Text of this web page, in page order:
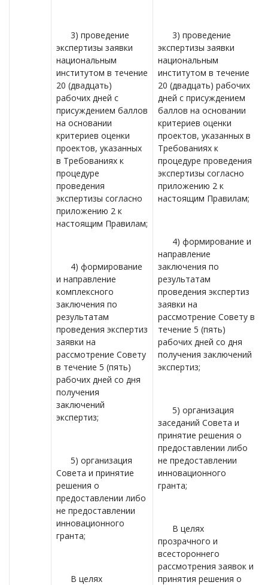
3) проведение
экспертизы заявки
национальным
институтом в течение
20 (двадцать)
рабочих дней с
присуждением баллов
на основании
критериев оценки
проектов, указанных
в Требованиях к
процедуре
проведения
экспертизы согласно
приложению 2 к
настоящим Правилам;
4) формирование
и направление
комплексного
заключения по
результатам
проведения экспертиз
заявки на
рассмотрение Совету
в течение 5 (пять)
рабочих дней со дня
получения
заключений
экспертиз;
5) организация
Совета и принятие
решения о
предоставлении либо
не предоставлении
инновационного
гранта;
В целях
3) проведение
экспертизы заявки
национальным
институтом в течение
20 (двадцать) рабочих
дней с присуждением
баллов на основании
критериев оценки
проектов, указанных в
Требованиях к
процедуре проведения
экспертизы согласно
приложению 2 к
настоящим Правилам;
4) формирование и
направление
заключения по
результатам
проведения экспертиз
заявки на
рассмотрение Совету в
течение 5 (пять)
рабочих дней со дня
получения заключений
экспертиз;
5) организация
заседаний Совета и
принятие решения о
предоставлении либо
не предоставлении
инновационного
гранта;
В целях
прозрачного и
всестороннего
рассмотрения заявок и
принятия решения о